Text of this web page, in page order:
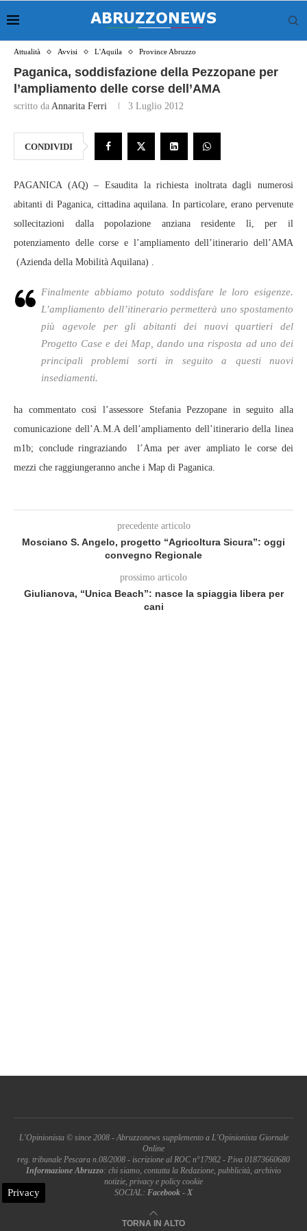
Attualità Avvisi L'Aquila Province Abruzzo
Paganica, soddisfazione della Pezzopane per
l’ampliamento delle corse dell’AMA
scritto da Annarita Ferri 3 Luglio 2012
CONDIVIDI
PAGANICA (AQ) – Esaudita la richiesta inoltrata dagli numerosi
abitanti di Paganica, cittadina aquilana. In particolare, erano pervenute
sollecitazioni dalla popolazione anziana residente lì, per il
potenziamento delle corse e l’ampliamento dell’itinerario dell’AMA
(Azienda della Mobilità Aquilana) .
Finalmente abbiamo potuto soddisfare le loro esigenze.
L’ampliamento dell’itinerario permetterà uno spostamento
più agevole per gli abitanti dei nuovi quartieri del
Progetto Case e dei Map, dando una risposta ad uno dei
principali problemi sorti in seguito a questi nuovi
insediamenti.
ha commentato così l’assessore Stefania Pezzopane in seguito alla
comunicazione dell’A.M.A dell’ampliamento dell’itinerario della linea
m1b; conclude ringraziando l’Ama per aver ampliato le corse dei
mezzi che raggiungeranno anche i Map di Paganica.
precedente articolo
Mosciano S. Angelo, progetto “Agricoltura Sicura”: oggi
convegno Regionale
prossimo articolo
Giulianova, “Unica Beach”: nasce la spiaggia libera per
cani
L'Opinionista © since 2008 - Abruzzonews supplemento a L'Opinionista Giornale
Online
reg. tribunale Pescara n.08/2008 - iscrizione al ROC n°17982 - P.iva 01873660680
Informazione Abruzzo: chi siamo, contatta la Redazione, pubblicità, archivio
notizie, privacy e policy cookie
SOCIAL: Facebook - X
Privacy
TORNA IN ALTO